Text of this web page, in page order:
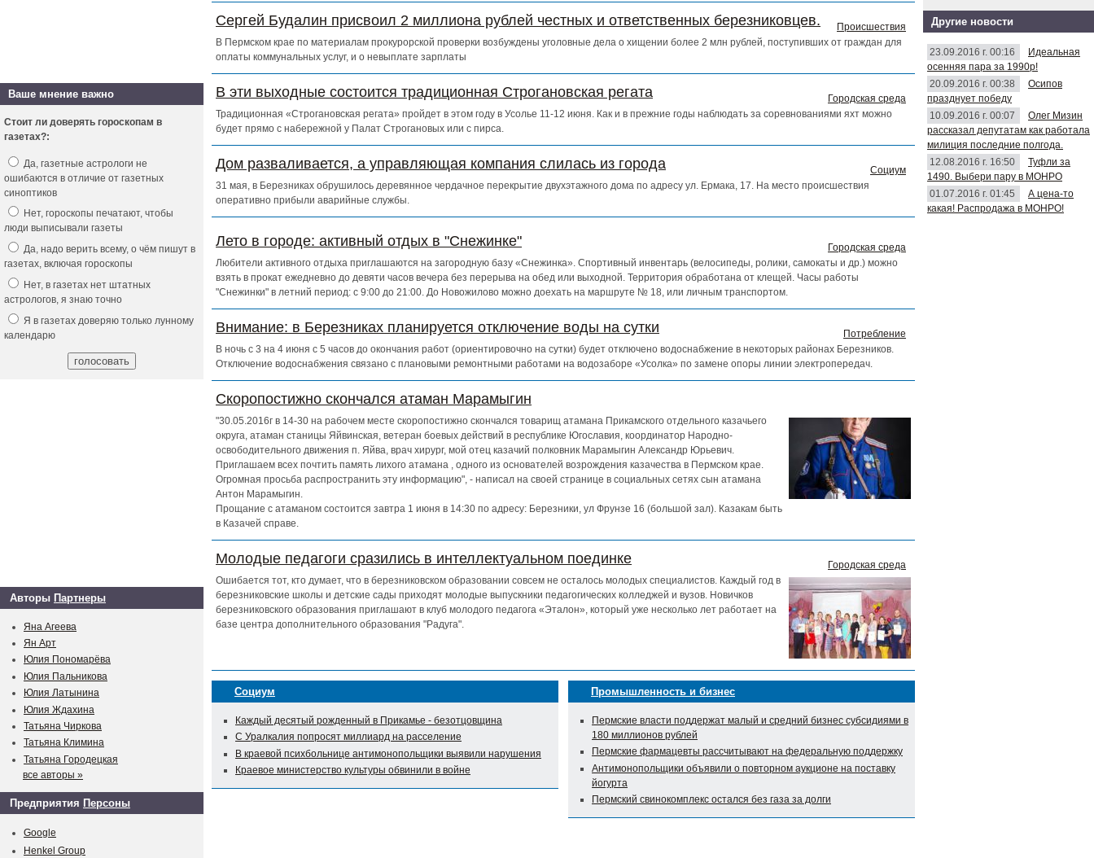
Сергей Будалин присвоил 2 миллиона рублей честных и ответственных березниковцев.
Происшествия
В Пермском крае по материалам прокурорской проверки возбуждены уголовные дела о хищении более 2 млн рублей, поступивших от граждан для
оплаты коммунальных услуг, и о невыплате зарплаты
В эти выходные состоится традиционная Строгановская регата
Городская среда
Традиционная «Строгановская регата» пройдет в этом году в Усолье 11-12 июня. Как и в прежние годы наблюдать за соревнованиями яхт можно
будет прямо с набережной у Палат Строгановых или с пирса.
Дом разваливается, а управляющая компания слилась из города
Социум
31 мая, в Березниках обрушилось деревянное чердачное перекрытие двухэтажного дома по адресу ул. Ермака, 17. На место происшествия
оперативно прибыли аварийные службы.
Лето в городе: активный отдых в "Снежинке"
Городская среда
Любители активного отдыха приглашаются на загородную базу «Снежинка». Спортивный инвентарь (велосипеды, ролики, самокаты и др.) можно
взять в прокат ежедневно до девяти часов вечера без перерыва на обед или выходной. Территория обработана от клещей. Часы работы
"Снежинки" в летний период: с 9:00 до 21:00. До Новожилово можно доехать на маршруте № 18, или личным транспортом.
Внимание: в Березниках планируется отключение воды на сутки
Потребление
В ночь с 3 на 4 июня с 5 часов до окончания работ (ориентировочно на сутки) будет отключено водоснабжение в некоторых районах Березников.
Отключение водоснабжения связано с плановыми ремонтными работами на водозаборе «Усолка» по замене опоры линии электропередач.
Скоропостижно скончался атаман Марамыгин
"30.05.2016г в 14-30 на рабочем месте скоропостижно скончался товарищ атамана Прикамского отдельного казачьего
округа, атаман станицы Яйвинская, ветеран боевых действий в республике Югославия, координатор Народно-
освободительного движения п. Яйва, врач хирург, мой отец казачий полковник Марамыгин Александр Юрьевич.
Приглашаем всех почтить память лихого атамана , одного из основателей возрождения казачества в Пермском крае.
Огромная просьба распространить эту информацию", - написал на своей странице в социальных сетях сын атамана
Антон Марамыгин.
Прощание с атаманом состоится завтра 1 июня в 14:30 по адресу: Березники, ул Фрунзе 16 (большой зал). Казакам быть
в Казачей справе.
Молодые педагоги сразились в интеллектуальном поединке
Городская среда
Ошибается тот, кто думает, что в березниковском образовании совсем не осталось молодых специалистов. Каждый год в
березниковские школы и детские сады приходят молодые выпускники педагогических колледжей и вузов. Новичков
березниковского образования приглашают в клуб молодого педагога «Эталон», который уже несколько лет работает на
базе центра дополнительного образования "Радуга".
Социум
Каждый десятый рожденный в Прикамье - безотцовщина
С Уралкалия попросят миллиард на расселение
В краевой психбольнице антимонопольщики выявили нарушения
Краевое министерство культуры обвинили в войне
Промышленность и бизнес
Пермские власти поддержат малый и средний бизнес субсидиями в
180 миллионов рублей
Пермские фармацевты рассчитывают на федеральную поддержку
Антимонопольщики объявили о повторном аукционе на поставку
йогурта
Пермский свинокомплекс остался без газа за долги
Ваше мнение важно
Стоит ли доверять гороскопам в
газетах?:
Да, газетные астрологи не
ошибаются в отличие от газетных
синоптиков
Нет, гороскопы печатают, чтобы
люди выписывали газеты
Да, надо верить всему, о чём пишут в
газетах, включая гороскопы
Нет, в газетах нет штатных
астрологов, я знаю точно
Я в газетах доверяю только лунному
календарю
Авторы Партнеры
Яна Агеева
Ян Арт
Юлия Пономарёва
Юлия Пальникова
Юлия Латынина
Юлия Ждахина
Татьяна Чиркова
Татьяна Климина
Татьяна Городецкая
все авторы »
Предприятия Персоны
Google
Henkel Group
Другие новости
23.09.2016 г. 00:16
Идеальная
осенняя пара за 1990р!
20.09.2016 г. 00:38
Осипов
празднует победу
10.09.2016 г. 00:07
Олег Мизин
рассказал депутатам как работала
милиция последние полгода.
12.08.2016 г. 16:50
Туфли за
1490. Выбери пару в МОНРО
01.07.2016 г. 01:45
А цена-то
какая! Распродажа в МОНРО!